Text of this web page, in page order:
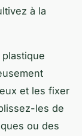
à la
et les fixer
les de
ou des